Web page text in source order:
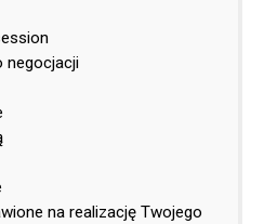
negocjacji
na realizację Twojego